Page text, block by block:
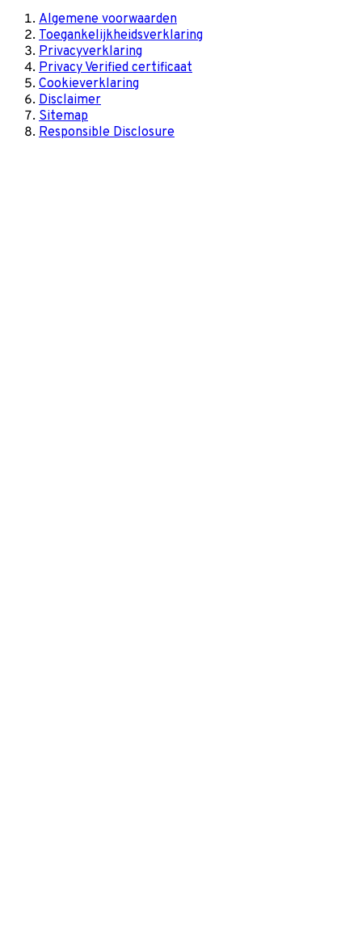
Algemene voorwaarden
Toegankelijkheidsverklaring
Privacyverklaring
Privacy Verified certificaat
Cookieverklaring
Disclaimer
Sitemap
Responsible Disclosure